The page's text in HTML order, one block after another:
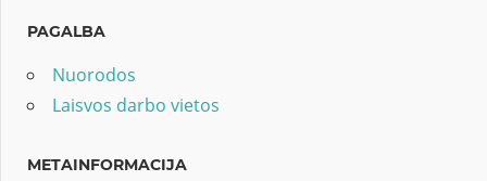
PAGALBA
Nuorodos
Laisvos darbo vietos
METAINFORMACIJA